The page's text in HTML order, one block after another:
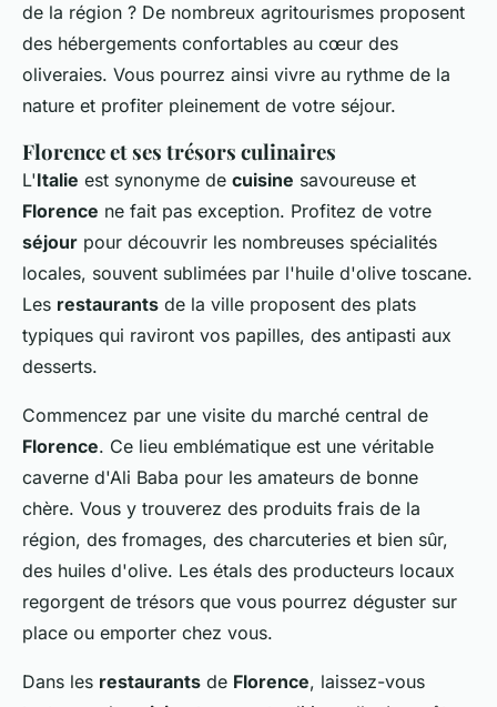
de la région ? De nombreux agritourismes proposent
des hébergements confortables au cœur des
oliveraies. Vous pourrez ainsi vivre au rythme de la
nature et profiter pleinement de votre séjour.
Florence et ses trésors culinaires
L'Italie est synonyme de cuisine savoureuse et
Florence ne fait pas exception. Profitez de votre
séjour pour découvrir les nombreuses spécialités
locales, souvent sublimées par l'huile d'olive toscane.
Les restaurants de la ville proposent des plats
typiques qui raviront vos papilles, des antipasti aux
desserts.
Commencez par une visite du marché central de
Florence. Ce lieu emblématique est une véritable
caverne d'Ali Baba pour les amateurs de bonne
chère. Vous y trouverez des produits frais de la
région, des fromages, des charcuteries et bien sûr,
des huiles d'olive. Les étals des producteurs locaux
regorgent de trésors que vous pourrez déguster sur
place ou emporter chez vous.
Dans les restaurants de Florence, laissez-vous